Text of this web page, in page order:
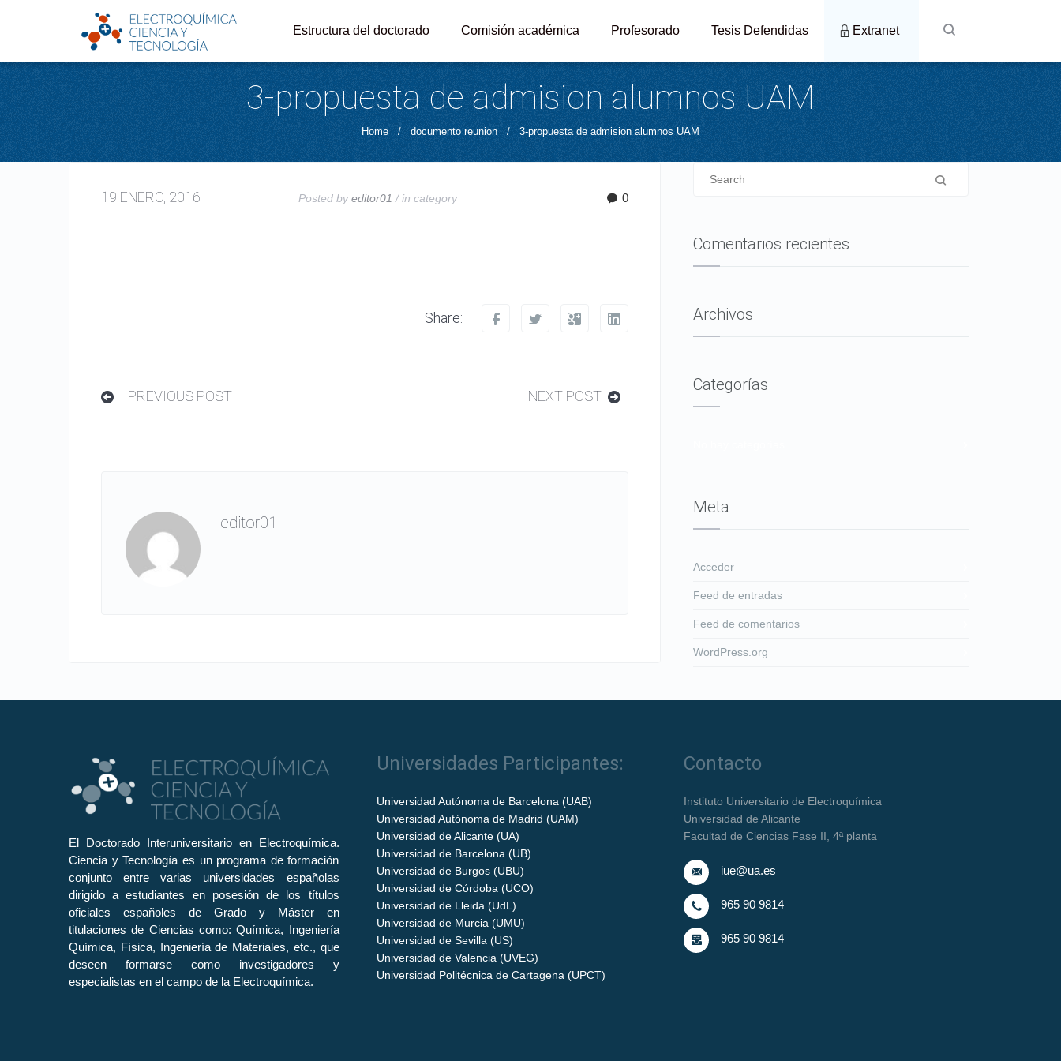
Estructura del doctorado Comisión académica Profesorado Tesis Defendidas Extranet
3-propuesta de admision alumnos UAM
Home / documento reunion / 3-propuesta de admision alumnos UAM
19 ENERO, 2016 Posted byeditor01 / in category 0
Share:
PREVIOUS POST NEXT POST
editor01
Comentarios recientes
Archivos
Categorías
Meta
Acceder
Feed de entradas
Feed de comentarios
WordPress.org
El Doctorado Interuniversitario en Electroquímica.
Ciencia y Tecnología es un programa de formación
conjunto entre varias universidades españolas
dirigido a estudiantes en posesión de los títulos
oficiales españoles de Grado y Máster en
titulaciones de Ciencias como: Química, Ingeniería
Química, Física, Ingeniería de Materiales, etc., que
deseen formarse como investigadores y
especialistas en el campo de la Electroquímica.
Universidades Participantes:
Universidad Autónoma de Barcelona (UAB)
Universidad Autónoma de Madrid (UAM)
Universidad de Alicante (UA)
Universidad de Barcelona (UB)
Universidad de Burgos (UBU)
Universidad de Córdoba (UCO)
Universidad de Lleida (UdL)
Universidad de Murcia (UMU)
Universidad de Sevilla (US)
Universidad de Valencia (UVEG)
Universidad Politécnica de Cartagena (UPCT)
Contacto
Instituto Universitario de Electroquímica
Universidad de Alicante
Facultad de Ciencias Fase II, 4ª planta
iue@ua.es
965 90 9814
965 90 9814